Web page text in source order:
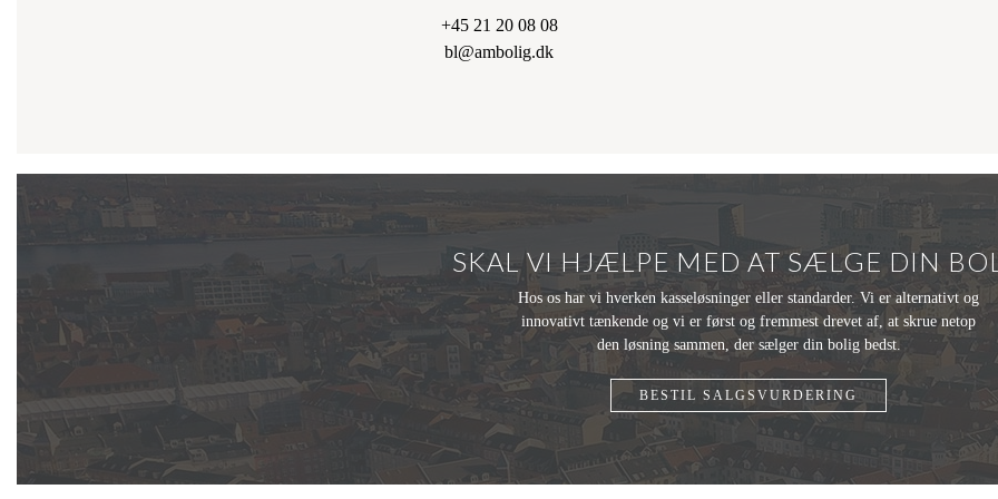
Bestil din fremvisning af denne spændende ejendom allerede i dag. Kontakt sagens mægler, Bo Lynge, på 2120 0808 for en
+45 21 20 08 08
bl@ambolig.dk
SKAL VI HJÆLPE MED AT SÆLGE DIN
Hos os har vi hverken kasseløsninger eller standarder. Vi er alternativt og
innovativt tænkende og vi er først og fremmest drevet af, at skrue netop
den løsning sammen, der sælger din bolig bedst.
BESTIL SALGSVURDERING